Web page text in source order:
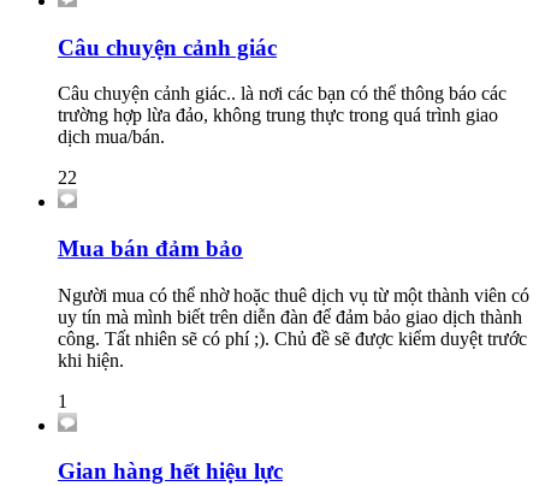
Câu chuyện cảnh giác
Câu chuyện cảnh giác.. là nơi các bạn có thể thông báo các
trường hợp lừa đảo, không trung thực trong quá trình giao
dịch mua/bán.
22
Mua bán đảm bảo
Người mua có thể nhờ hoặc thuê dịch vụ từ một thành viên có
uy tín mà mình biết trên diễn đàn để đảm bảo giao dịch thành
công. Tất nhiên sẽ có phí ;). Chủ đề sẽ được kiểm duyệt trước
khi hiện.
1
Gian hàng hết hiệu lực